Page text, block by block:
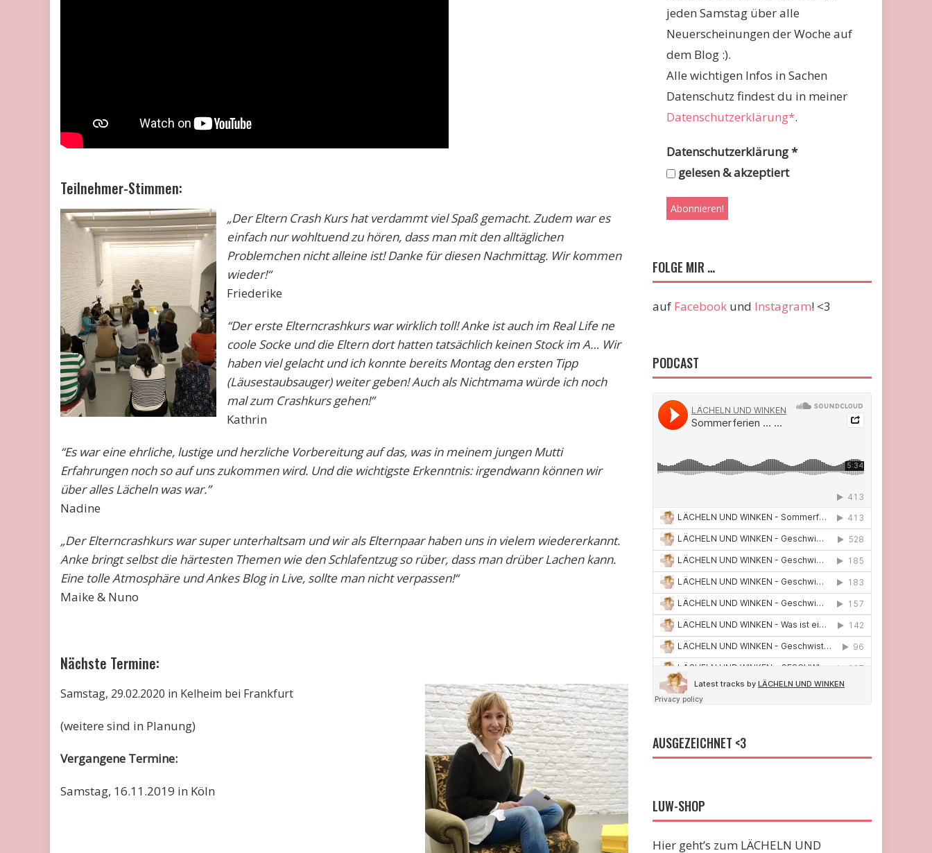
Teilnehmer-Stimmen:
„Der Eltern Crash Kurs hat verdammt viel Spaß gemacht. Zudem war es
einfach nur wohltuend zu hören, dass man mit den alltäglichen
Problemchen nicht alleine ist! Danke für diesen Nachmittag. Wir kommen
wieder!“
Friederike
“Der erste Elterncrashkurs war wirklich toll! Anke ist auch im Real Life ne
coole Socke und die Eltern dort hatten tatsächlich keinen Stock im A… Wir
haben viel gelacht und ich konnte bereits Montag den ersten Tipp
(Läusestaubsauger) weiter geben! Auch als Nichtmama würde ich noch
mal zum Crashkurs gehen!”
Kathrin
“Es war eine ehrliche, lustige und herzliche Vorbereitung auf das, was in meinem jungen Mutti
Erfahrungen noch so auf uns zukommen wird. Und die wichtigste Erkenntnis: irgendwann können wir
über alles Lächeln was war.”
Nadine
„Der Elterncrashkurs war super unterhaltsam und wir als Elternpaar haben uns in vielem wiedererkannt.
Anke bringt selbst die härtesten Themen wie den Schlafentzug so rüber, dass man drüber Lachen kann.
Eine tolle Atmosphäre und Ankes Blog in Live, sollte man nicht verpassen!“
Maike & Nuno
Nächste Termine:
Samstag, 29.02.2020 in Kelheim bei Frankfurt
(weitere sind in Planung)
Vergangene Termine:
Samstag, 16.11.2019 in Köln
jeden Samstag über alle
Neuerscheinungen der Woche auf
dem Blog :).
Alle wichtigen Infos in Sachen
Datenschutz findest du in meiner
Datenschutzerklärung*.
Datenschutzerklärung*
gelesen & akzeptiert
FOLGE MIR …
auf Facebook und Instagram! <3
PODCAST
AUSGEZEICHNET <3
LUW-SHOP
Hier geht’s zum LÄCHELN UND